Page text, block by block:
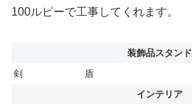
100ルピーで工事してくれます。
装飾品スタンド
剣
盾
インテリア